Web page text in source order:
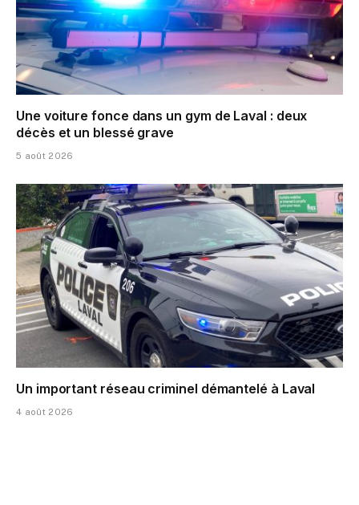
Une voiture fonce dans un gym de Laval : deux
décès et un blessé grave
5 août 2026
Un important réseau criminel démantelé à Laval
4 août 2026